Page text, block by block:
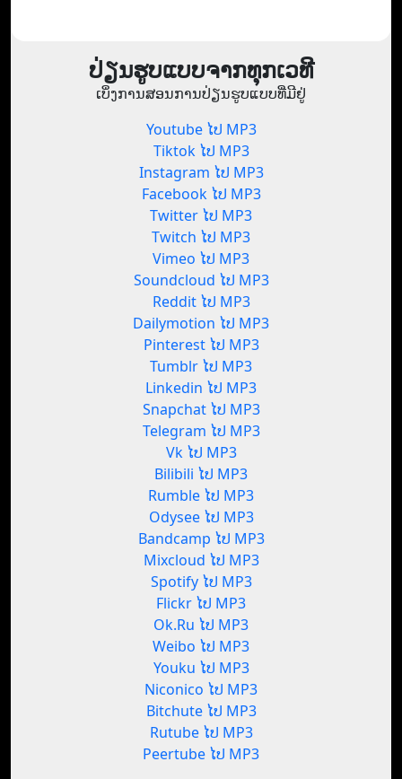
ປ່ຽນຮູບແບບຈາກທຸກເວທີ
ເບິ່ງການສອນການປ່ຽນຮູບແບບທີ່ມີຢູ່
Youtube ໄປ MP3
Tiktok ໄປ MP3
Instagram ໄປ MP3
Facebook ໄປ MP3
Twitter ໄປ MP3
Twitch ໄປ MP3
Vimeo ໄປ MP3
Soundcloud ໄປ MP3
Reddit ໄປ MP3
Dailymotion ໄປ MP3
Pinterest ໄປ MP3
Tumblr ໄປ MP3
Linkedin ໄປ MP3
Snapchat ໄປ MP3
Telegram ໄປ MP3
Vk ໄປ MP3
Bilibili ໄປ MP3
Rumble ໄປ MP3
Odysee ໄປ MP3
Bandcamp ໄປ MP3
Mixcloud ໄປ MP3
Spotify ໄປ MP3
Flickr ໄປ MP3
Ok.Ru ໄປ MP3
Weibo ໄປ MP3
Youku ໄປ MP3
Niconico ໄປ MP3
Bitchute ໄປ MP3
Rutube ໄປ MP3
Peertube ໄປ MP3